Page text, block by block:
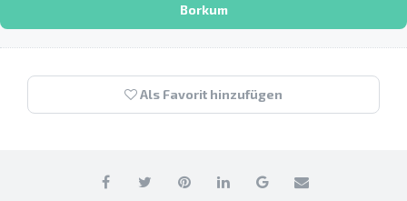
Borkum
Als Favorit hinzufügen